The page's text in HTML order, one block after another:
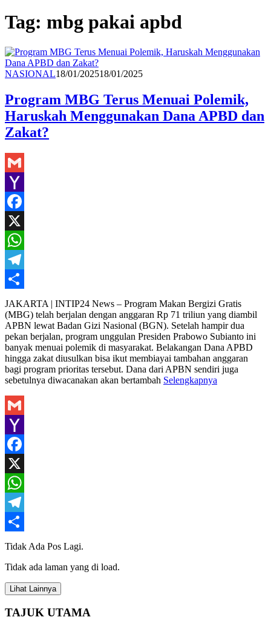
Tag: mbg pakai apbd
NASIONALRedaksi
18/01/202518/01/2025
Program MBG Terus Menuai Polemik,
Haruskah Menggunakan Dana APBD dan
Zakat?
Gmail
Yahoo
Mail
Facebook
X
WhatsApp
Telegram
Share
JAKARTA | INTIP24 News – Program Makan Bergizi Gratis
(MBG) telah berjalan dengan anggaran Rp 71 triliun yang diambil
APBN lewat Badan Gizi Nasional (BGN). Setelah hampir dua
pekan berjalan, program unggulan Presiden Prabowo Subianto ini
banyak menuai polemik di masyarakat. Belakangan Dana APBD
hingga zakat diusulkan bisa ikut membiayai tambahan anggaran
bagi program prioritas tersebut. Dana dari APBN sendiri juga
sebetulnya diwacanakan akan bertambah Selengkapnya
Gmail
Yahoo
Mail
Facebook
X
WhatsApp
Telegram
Share
Tidak Ada Pos Lagi.
Tidak ada laman yang di load.
Lihat Lainnya
TAJUK UTAMA